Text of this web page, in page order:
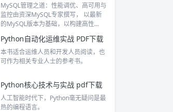
MySQL管理之道：性能调优、高可用与
监控由资深MySQL专家撰写， 以最新
的MySQL版本为基础，以构建高性...
Python自动化运维实战 PDF下载
本书适合运维人员和开发人员阅读，也
可作为相关专业人士的参考书。
Python核心技术与实战 pdf下载
人工智能时代下，Python毫无疑问是最
热的编程语言。